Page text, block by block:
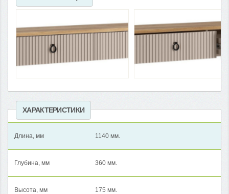
ХАРАКТЕРИСТИКИ
Длина, мм 1140 мм.
Глубина, мм 360 мм.
Высота, мм 175 мм.